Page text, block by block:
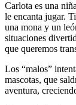
Carlota es una
le encanta jugar.
una mona y un
situaciones
que queremos
Los “malos”
mascotas, que
aventura,